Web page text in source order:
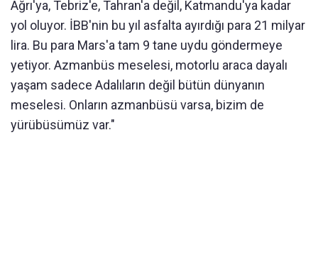
Ağrı'ya, Tebriz'e, Tahran'a değil, Katmandu'ya kadar
yol oluyor. İBB'nin bu yıl asfalta ayırdığı para 21 milyar
lira. Bu para Mars'a tam 9 tane uydu göndermeye
yetiyor. Azmanbüs meselesi, motorlu araca dayalı
yaşam sadece Adalıların değil bütün dünyanın
meselesi. Onların azmanbüsü varsa, bizim de
yürübüsümüz var."